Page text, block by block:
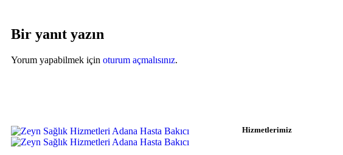
Bir yanıt yazın
Yorum yapabilmek için oturum açmalısınız.
Hizmetlerimiz